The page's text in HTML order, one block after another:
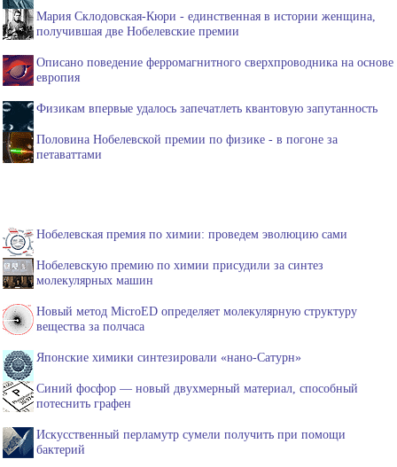
Мария Склодовская-Кюри - единственная в истории женщина,
получившая две Нобелевские премии
Описано поведение ферромагнитного сверхпроводника на основе
европия
Физикам впервые удалось запечатлеть квантовую запутанность
Половина Нобелевской премии по физике - в погоне за
петаваттами
Нобелевская премия по химии: проведем эволюцию сами
Нобелевскую премию по химии присудили за синтез
молекулярных машин
Новый метод MicroED определяет молекулярную структуру
вещества за полчаса
Японские химики синтезировали «нано-Сатурн»
Синий фосфор — новый двухмерный материал, способный
потеснить графен
Искусственный перламутр сумели получить при помощи
бактерий